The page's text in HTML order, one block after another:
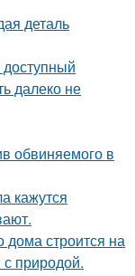
деталь
далеко не
обвиняемого в
кажутся
строится на
природой.